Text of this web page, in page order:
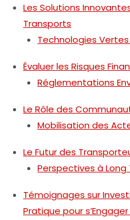
Les Solutions
Transports
Technologies
Évaluer les Risques
Réglementations
Le Rôle des
Mobilisation des
Le Futur des
Perspectives à Long
Témoignages sur
Pratique pour